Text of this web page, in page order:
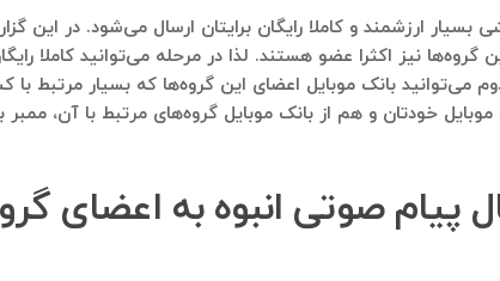
نیز اکثرا عضو هستند. لذا در مرحله می‌توانید کاملا
می‌توانید بانک موبایل اعضای این گروه‌ها که بسیار مرتبط
خودتان و هم از بانک موبایل گروه‌های مرتبط با آن،
پیام صوتی انبوه به اعضای